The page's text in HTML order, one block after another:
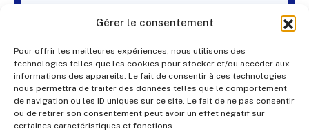
Gérer le consentement
Pour offrir les meilleures expériences, nous utilisons des
technologies telles que les cookies pour stocker et/ou accéder aux
informations des appareils. Le fait de consentir à ces technologies
nous permettra de traiter des données telles que le comportement
de navigation ou les ID uniques sur ce site. Le fait de ne pas consentir
ou de retirer son consentement peut avoir un effet négatif sur
certaines caractéristiques et fonctions.